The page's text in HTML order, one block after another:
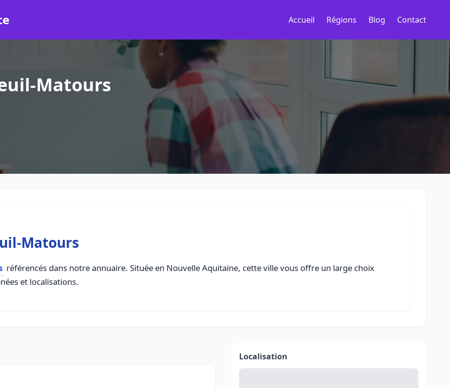
Accueil Régions Blog Contact
Matours
Matours
référencés dans notre annuaire. Située en Nouvelle Aquitaine, cette ville vous offre un large choix
et localisations.
Localisation